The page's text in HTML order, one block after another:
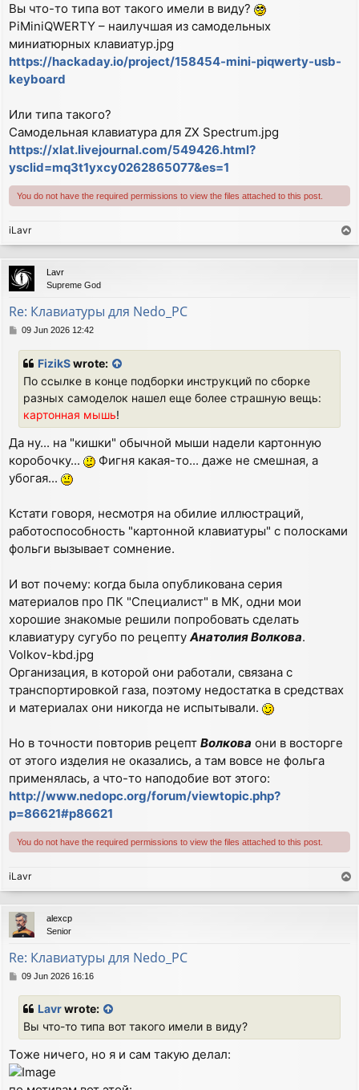
Вы что-то типа вот такого имели в виду?
PiMiniQWERTY – наилучшая из самодельных
миниатюрных клавиатур.jpg
https://hackaday.io/project/158454-mini-piqwerty-usb-
keyboard
Или типа такого?
Самодельная клавиатура для ZX Spectrum.jpg
https://xlat.livejournal.com/549426.html?
ysclid=mq3t1yxcy0262865077&es=1
You do not have the required permissions to view the files attached to this post.
iLavr
o
p
Lavr
Supreme God
Re: Клавиатуры для Nedo_PC
P09 Jun 2026 12:42
FizikSwrote:
По ссылке в конце подборки инструкций по сборке
разных самоделок нашел еще более страшную вещь:
картонная мышь!
Да ну... на "кишки" обычной мыши надели картонную
коробочку...
Фигня какая-то... даже не смешная, а
убогая...
Кстати говоря, несмотря на обилие иллюстраций,
работоспособность "картонной клавиатуры" с полосками
фольги вызывает сомнение.
И вот почему: когда была опубликована серия
материалов про ПК "Специалист" в МК, одни мои
хорошие знакомые решили попробовать сделать
клавиатуру сугубо по рецепту Анатолия Волкова.
Volkov-kbd.jpg
Организация, в которой они работали, связана с
транспортировкой газа, поэтому недостатка в средствах
и материалах они никогда не испытывали.
Но в точности повторив рецепт Волкова они в восторге
от этого изделия не оказались, а там вовсе не фольга
применялась, а что-то наподобие вот этого:
http://www.nedopc.org/forum/viewtopic.php?
p=86621#p86621
You do not have the required permissions to view the files attached to this post.
iLavr
o
p
alexcp
Senior
Re: Клавиатуры для Nedo_PC
P09 Jun 2026 16:16
Lavrwrote:
Вы что-то типа вот такого имели в виду?
Тоже ничего, но я и сам такую делал: